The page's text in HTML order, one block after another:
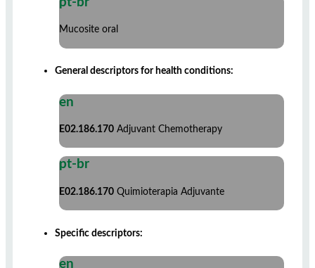
Mucosite oral
General descriptors for health conditions:
en
E02.186.170 Adjuvant Chemotherapy
pt-br
E02.186.170 Quimioterapia Adjuvante
Specific descriptors:
en